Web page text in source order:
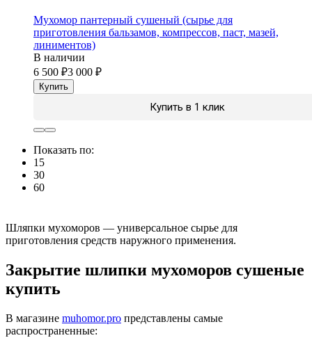
Мухомор пантерный сушеный (сырье для
приготовления бальзамов, компрессов, паст, мазей,
линиментов)
В наличии
6 500
3 000
Купить
Купить в 1 клик
Показать по:
15
30
60
Шляпки мухоморов — универсальное сырье для
приготовления средств наружного применения.
Закрытие шлипки мухоморов сушеные
купить
В магазине muhomor.pro представлены самые
распространенные: